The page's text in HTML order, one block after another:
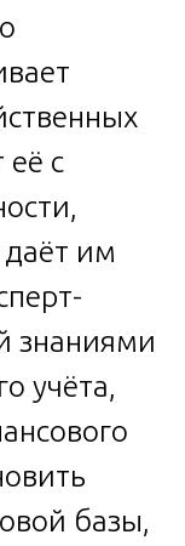
её с
им
знаниями
учёта,
базы,